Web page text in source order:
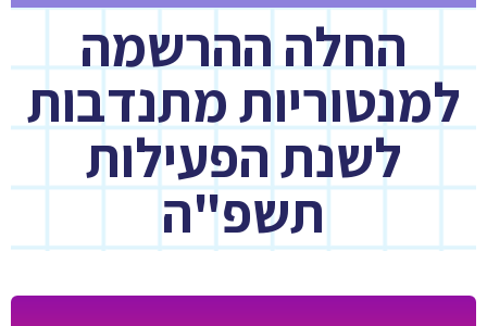
החלה ההרשמה
למנטוריות מתנדבות
לשנת הפעילות
תשפ"ה